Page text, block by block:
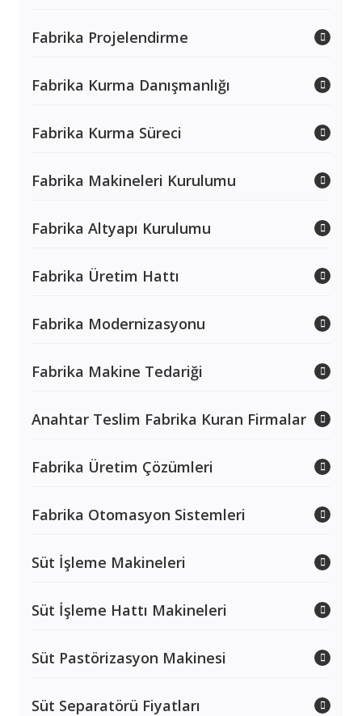
Fabrika Projelendirme
Fabrika Kurma Danışmanlığı
Fabrika Kurma Süreci
Fabrika Makineleri Kurulumu
Fabrika Altyapı Kurulumu
Fabrika Üretim Hattı
Fabrika Modernizasyonu
Fabrika Makine Tedariği
Anahtar Teslim Fabrika Kuran Firmalar
Fabrika Üretim Çözümleri
Fabrika Otomasyon Sistemleri
Süt İşleme Makineleri
Süt İşleme Hattı Makineleri
Süt Pastörizasyon Makinesi
Süt Separatörü Fiyatları